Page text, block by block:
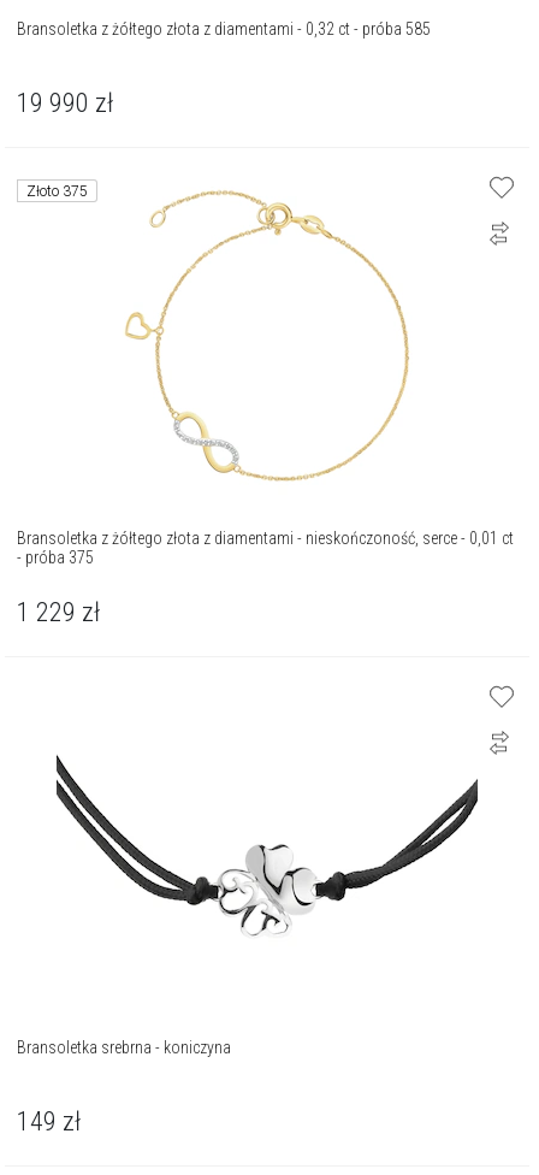
Bransoletka z żółtego złota z diamentami - 0,32 ct - próba 585
19 990 zł
Złoto 375
Bransoletka z żółtego złota z diamentami - nieskończoność, serce - 0,01 ct
- próba 375
1 229 zł
Bransoletka srebrna - koniczyna
149 zł